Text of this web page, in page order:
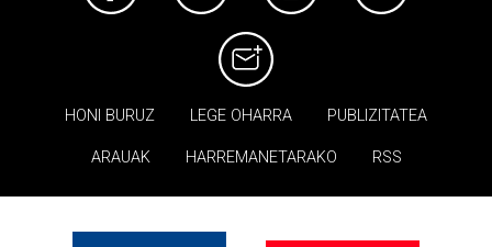
HONI BURUZ LEGE OHARRA PUBLIZITATEA
ARAUAK HARREMANETARAKO RSS